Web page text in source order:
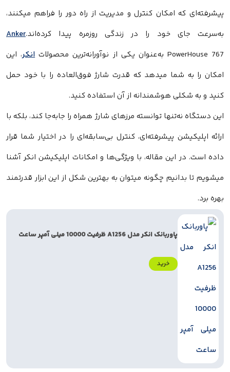
پیشرفته‌ای که امکان کنترل و مدیریت از راه دور را فراهم میکنند،
به‌سرعت جای خود را در زندگی روزمره پیدا کرده‌اند.Anker
PowerHouse 767 به‌عنوان یکی از نوآورانه‌ترین محصولات
انکر، این
امکان را به شما میدهد که قدرت شارژ فوق‌العاده را با خود حمل
کنید و به شکلی هوشمندانه از آن استفاده کنید.
این دستگاه نه‌تنها توانسته مرزهای شارژ همراه را جابه‌جا کند، بلکه با
ارائه اپلیکیشن پیشرفته‌ای، کنترل بی‌سابقه‌ای را در اختیار شما قرار
داده است. در این مقاله، با ویژگی‌ها و امکانات اپلیکیشن انکر آشنا
میشویم تا بدانیم چگونه میتوان به بهترین شکل از این ابزار قدرتمند
بهره برد.
پاوربانک انکر مدل A1256 ظرفیت 10000 میلی آمپر ساعت
خرید